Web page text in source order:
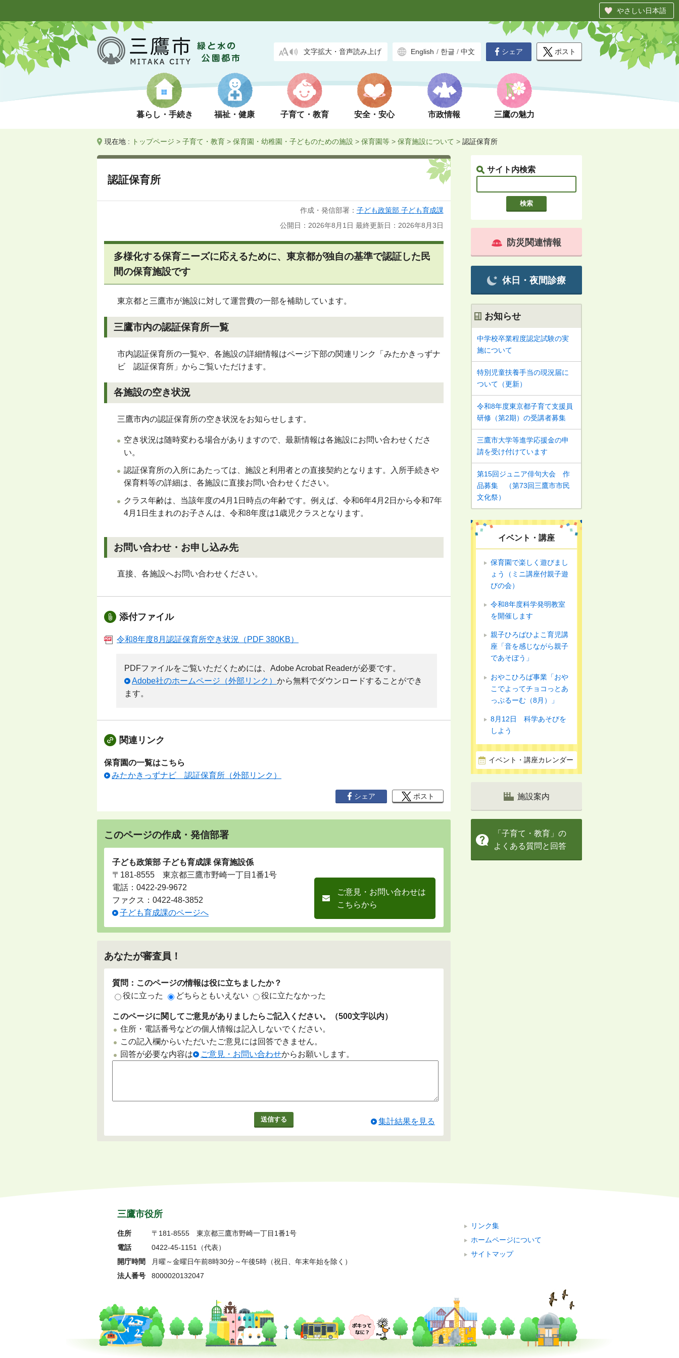
やさしい日本語
文字拡大・音声読み上げ English / 한글 / 中文
暮らし・手続き 福祉・健康 子育て・教育 安全・安心 市政情報 三鷹の魅力
シェア ポスト
現在地 : トップページ > 子育て・教育 > 保育園・幼稚園・子どものための施設 > 保育園等 > 保育施設について > 認証保育所
サイト内検索
認証保育所
作成・発信部署： 子ども政策部 子ども育成課
公開日：2026年8月1日 最終更新日：2026年8月3日
多様化する保育ニーズに応えるために、東京都が独自の基準で認証した民
間の保育施設です
東京都と三鷹市が施設に対して運営費の一部を補助しています。
三鷹市内の認証保育所一覧
市内認証保育所の一覧や、各施設の詳細情報はページ下部の関連リンク「みたかきっずナ
ビ 認証保育所」からご覧いただけます。
各施設の空き状況
三鷹市内の認証保育所の空き状況をお知らせします。
空き状況は随時変わる場合がありますので、最新情報は各施設にお問い合わせくださ
い。
認証保育所の入所にあたっては、施設と利用者との直接契約となります。入所手続きや
保育料等の詳細は、各施設に直接お問い合わせください。
クラス年齢は、当該年度の4月1日時点の年齢です。例えば、令和6年4月 2 日から令和7年
4月 1 日生まれのお子さんは、令和8年度は1歳児クラスとなります。
お問い合わせ・お申し込み先
直接、各施設へお問い合わせください。
添付ファイル
令和8年度8月認証保育所空き状況（PDF 380KB）
PDFファイルをご覧いただくためには、Adobe Acrobat Readerが必要です。
Adobe社のホームページ（外部リンク） から無料でダウンロードすることができ
ます。
関連リンク
保育園の一覧はこちら
みたかきっずナビ 認証保育所（外部リンク）
シェア ポスト
このページの作成・発信部署
子ども政策部 子ども育成課 保育施設係
〒181-8555 東京都三鷹市野崎一丁目1番1号
電話： 0422-29-9672
ファクス：0422-48-3852
子ども育成課のページへ
ご意見・お問い合わせは
こちらから
あなたが審査員！
質問：このページの情報は役に立ちましたか？
役に立った
どちらともいえない 役に立たなかった
このページに関してご意見がありましたらご記入ください。（500文字以内）
住所・電話番号などの個人情報は記入しないでください。
この記入欄からいただいたご意見には回答できません。
回答が必要な内容は
ご意見・お問い合わせからお願いします。
集計結果を見る
防災関連情報
休日・夜間診療
お知らせ
中学校卒業程度認定試験の実
施について
特別児童扶養手当の現況届に
ついて（更新）
令和8年度東京都子育て支援員
研修（第2期）の受講者募集
三鷹市大学等進学応援金の申
請を受け付けています
第15回ジュニア俳句大会 作
品募集 （第73回三鷹市市民
文化祭）
イベント・講座
保育園で楽しく遊びまし
ょう（ミニ講座付親子遊
びの会）
令和8年度科学発明教室
を開催します
親子ひろばひよこ育児講
座「音を感じながら親子
であそぼう」
おやこひろば事業「おや
こでよってチョコっとあ
っぷるーむ（8月）」
8月12日 科学あそびを
しよう
イベント・講座カレンダー
施設案内
「子育て・教育」の
よくある質問と回答
リンク集
ホームページについて
サイトマップ
三鷹市役所
住所 〒181-8555 東京都三鷹市野崎一丁目1番1号
電話
0422-45-1151 （代表）
開庁時間
月曜～金曜日午前8時30分～午後5時（祝日、年末年始を除く）
法人番号
8000020132047